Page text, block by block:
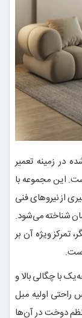
در زمینه تعمیر
این مجموعه با
از نیروهای فنی
شناخته می‌شود.
تمرکز ویژه آن بر
است.
با چگالی بالا و
راحتی اولیه مبل
دوخت در آن‌ها